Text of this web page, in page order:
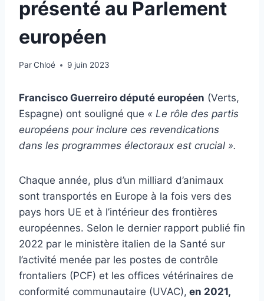
présenté au Parlement
européen
ParChloé 9 juin 2023
Francisco Guerreiro député européen (Verts,
Espagne) ont souligné que « Le rôle des partis
européens pour inclure ces revendications
dans les programmes électoraux est crucial ».
Chaque année, plus d’un milliard d’animaux
sont transportés en Europe à la fois vers des
pays hors UE et à l’intérieur des frontières
européennes. Selon le dernier rapport publié fin
2022 par le ministère italien de la Santé sur
l’activité menée par les postes de contrôle
frontaliers (PCF) et les offices vétérinaires de
conformité communautaire (UVAC), en 2021,